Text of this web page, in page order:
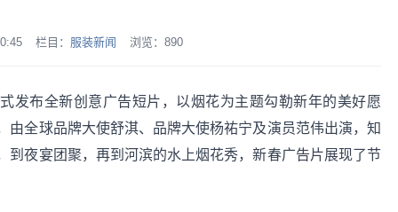
栏目： 服装新闻 浏览： 890
发布全新创意广告短片，以烟花为主题勾勒新年的美好愿
全球品牌大使舒淇、品牌大使杨祐宁及演员范伟出演，知
到夜宴团聚，再到河滨的水上烟花秀，新春广告片展现了节